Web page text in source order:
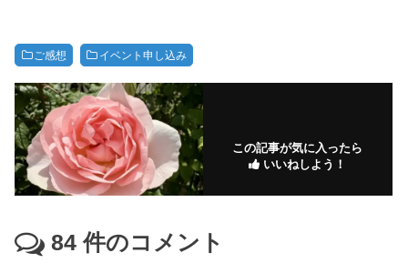
ご感想 イベント申し込み
この記事が気に入ったら
いいねしよう！
84 件のコメント